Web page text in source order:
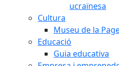
ucraïnesa
Cultura
Museu de la
Educació
Guia educativa